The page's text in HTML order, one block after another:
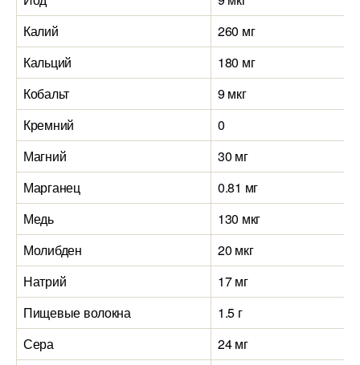
Калий
260 мг
Кальций
180 мг
Кобальт
9 мкг
Кремний
0
Магний
30 мг
Марганец
0.81 мг
Медь
130 мкг
Молибден
20 мкг
Натрий
17 мг
Пищевые волокна
1.5 г
Сера
24 мг